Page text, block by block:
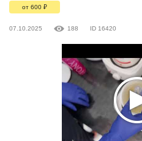
от 600 ₽
07.10.2025 188 ID 16420